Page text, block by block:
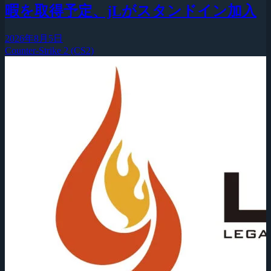
暇を取得予定、jLがスタンドイン加入
2026年8月5日
Counter-Strike 2 (CS2)